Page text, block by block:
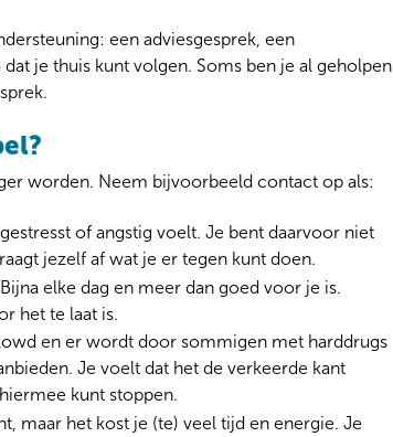
een adviesgesprek, een
je thuis kunt volgen. Soms ben je al geholpen
worden. Neem bijvoorbeeld contact op als:
of angstig voelt. Je bent daarvoor niet
jezelf af wat je er tegen kunt doen.
elke dag en meer dan goed voor je is.
het te laat is.
en er wordt door sommigen met harddrugs
Je voelt dat het de verkeerde kant
kunt stoppen.
maar het kost je (te) veel tijd en energie. Je